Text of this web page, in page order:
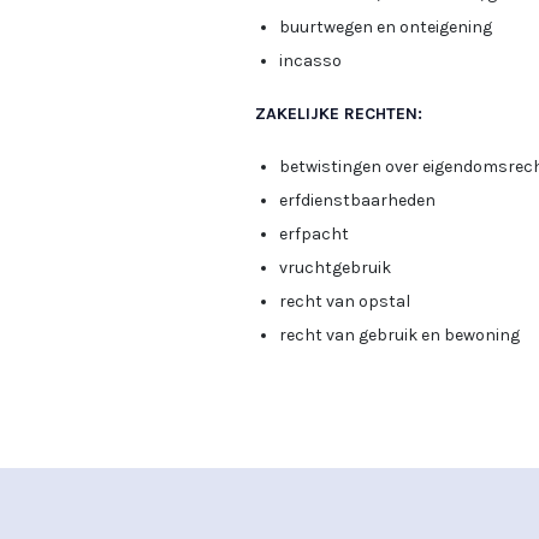
buurtwegen en onteigening
incasso
ZAKELIJKE RECHTEN:
betwistingen over
erfdienstbaarheden
erfpacht
vruchtgebruik
recht van opstal
recht van gebruik en bewoning